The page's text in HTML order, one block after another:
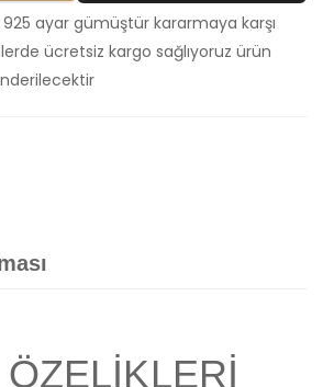
ayar gümüştür kararmaya karşı
ücretsiz kargo sağlıyoruz ürün